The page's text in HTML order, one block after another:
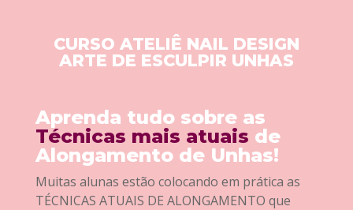
CURSO ATELIÊ NAIL DESIGN
ARTE DE ESCULPIR UNHAS
Aprenda tudo sobre as
Técnicas mais atuais de
Alongamento de Unhas!
Muitas alunas estão colocando em prática as
TÉCNICAS ATUAIS DE ALONGAMENTO que